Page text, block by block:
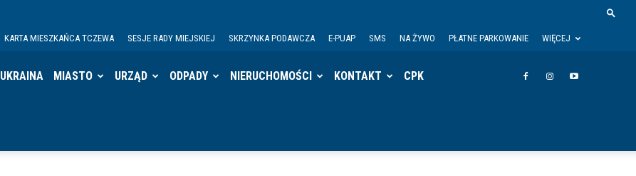
KARTA MIESZKAŃCA TCZEWA SESJE RADY MIEJSKIEJ SKRZYNKA PODAWCZA E-PUAP SMS NA ŻYWO PŁATNE PARKOWANIE WIĘCEJ
UKRAINA MIASTO URZĄD ODPADY NIERUCHOMOŚCI KONTAKT CPK